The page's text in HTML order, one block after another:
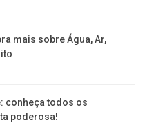
mais sobre Água, Ar,
conheça todos os
poderosa!